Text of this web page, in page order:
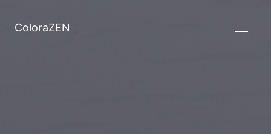
ColoraZEN